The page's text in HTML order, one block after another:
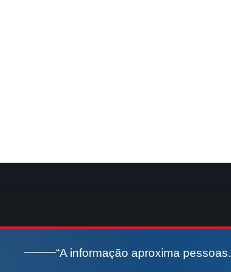
“A informação aproxima pessoas.